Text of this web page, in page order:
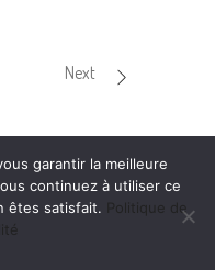
Next
garantir la meilleure
continuez à utiliser ce
êtes satisfait.
Politique de